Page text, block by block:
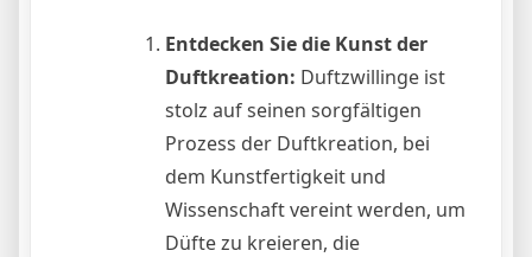
Entdecken Sie die Kunst der
Duftkreation: Duftzwillinge ist
stolz auf seinen sorgfältigen
Prozess der Duftkreation, bei
dem Kunstfertigkeit und
Wissenschaft vereint werden, um
Düfte zu kreieren, die